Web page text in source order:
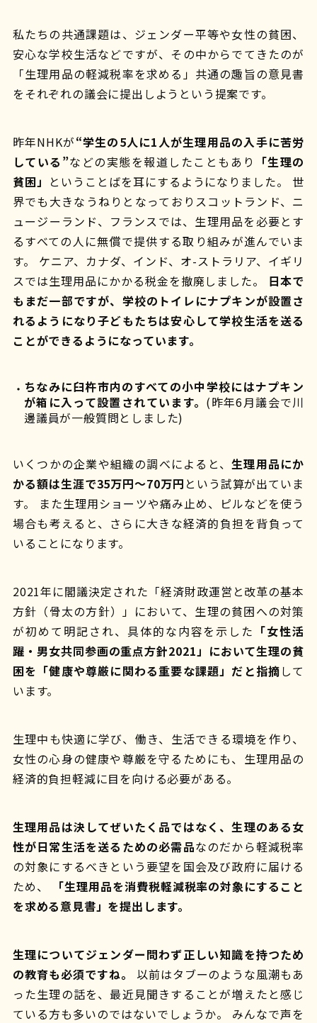
私たちの共通課題は、ジェンダー平等や女性の貧困、
安心な学校生活などですが、その中からでてきたのが
「生理用品の軽減税率を求める」共通の趣旨の意見書
をそれぞれの議会に提出しようという提案です。
昨年NHKが“学生の5人に1人が生理用品の入手に苦労
している”などの実態を報道したこともあり
「生理の
貧困」 ということばを耳にするようになりました。 世
界でも大きなうねりとなっておりスコットランド、ニ
ュージーランド、フランスでは、生理用品を必要とす
るすべての人に無償で提供する取り組みが進んでいま
す。 ケニア、カナダ、インド、オ-ストラリア、イギリ
スでは生理用品にかかる税金を撤廃しました。 日本で
もまだ一部ですが、学校のトイレにナプキンが設置さ
れるようになり子どもたちは安心して学校生活を送る
ことができるようになっています。
ちなみに臼杵市内のすべての小中学校にはナプキン
が箱に入って設置されています。 (昨年6月議会で川
邊議員が一般質問としました)
いくつかの企業や組織の調べによると、生理用品にか
かる額は生涯で35万円〜70万円 という試算が出ていま
す。 また生理用ショーツや痛み止め、ピルなどを使う
場合も考えると、さらに大きな経済的負担を背負って
いることになります。
2021年に閣議決定された「経済財政運営と改革の基本
方針（骨太の方針）」において、生理の貧困への対策
が初めて明記され、具体的な内容を示した 「女性活
躍・男女共同参画の重点方針2021」において生理の貧
困を「健康や尊厳に関わる重要な課題」だと指摘して
います。
生理中も快適に学び、働き、生活できる環境を作り、
女性の心身の健康や尊厳を守るためにも、生理用品の
経済的負担軽減に目を向ける必要がある。
生理用品は決してぜいたく品ではなく、生理のある女
性が日常生活を送るための必需品なのだから軽減税率
の対象にするべきという要望を国会及び政府に届ける
ため、
「生理用品を消費税軽減税率の対象にすること
を求める意見書」を提出します。
生理についてジェンダー問わず正しい知識を持つため
の教育も必須ですね。
以前はタブーのような風潮もあ
った生理の話を、最近見聞きすることが増えたと感じ
ている方も多いのではないでしょうか。 みんなで声を